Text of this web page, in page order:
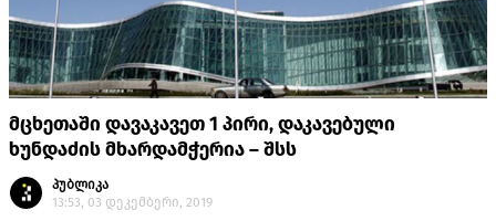
მცხეთაში დავაკავეთ 1 პირი, დაკავებული
ხუნდაძის მხარდამჭერია – შსს
პუბლიკა
13:53, 03 დეკემბერი, 2019